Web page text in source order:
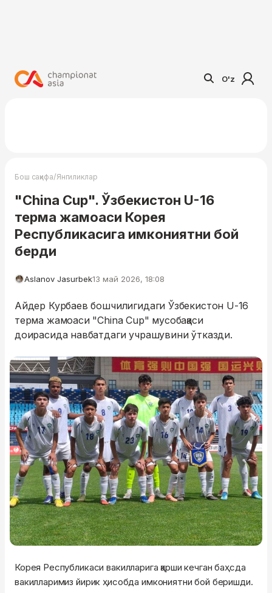
O'z
Бош саҳифа/Янгиликлар
"China Cup". Ўзбекистон U-16
терма жамоаси Корея
Республикасига имкониятни бой
берди
Aslanov Jasurbek13 май 2026, 18:08
Айдер Курбаев бошчилигидаги Ўзбекистон U-16
терма жамоаси "China Cup" мусобақаси
доирасида навбатдаги учрашувини ўтказди.
Корея Республикаси вакилларига қарши кечган баҳсда
вакилларимиз йирик ҳисобда имкониятни бой беришди.